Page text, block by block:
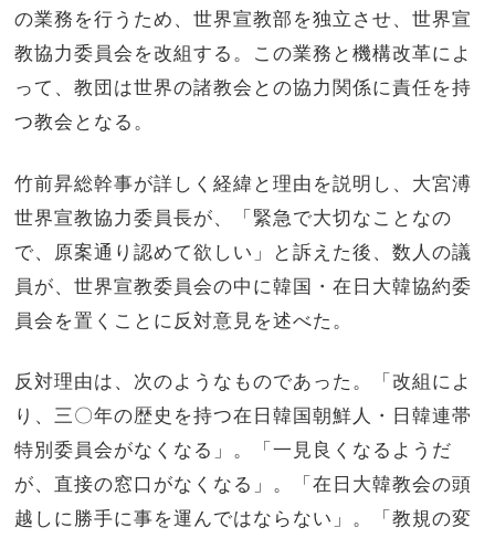
の業務を行うため、世界宣教部を独立させ、世界宣
教協力委員会を改組する。この業務と機構改革によ
って、教団は世界の諸教会との協力関係に責任を持
つ教会となる。
竹前昇総幹事が詳しく経緯と理由を説明し、大宮溥
世界宣教協力委員長が、「緊急で大切なことなの
で、原案通り認めて欲しい」と訴えた後、数人の議
員が、世界宣教委員会の中に韓国・在日大韓協約委
員会を置くことに反対意見を述べた。
反対理由は、次のようなものであった。「改組によ
り、三〇年の歴史を持つ在日韓国朝鮮人・日韓連帯
特別委員会がなくなる」。「一見良くなるようだ
が、直接の窓口がなくなる」。「在日大韓教会の頭
越しに勝手に事を運んではならない」。「教規の変